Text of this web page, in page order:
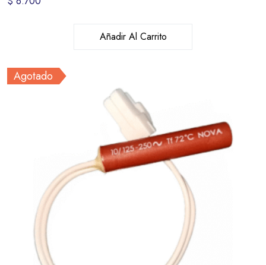
Añadir Al Carrito
Agotado